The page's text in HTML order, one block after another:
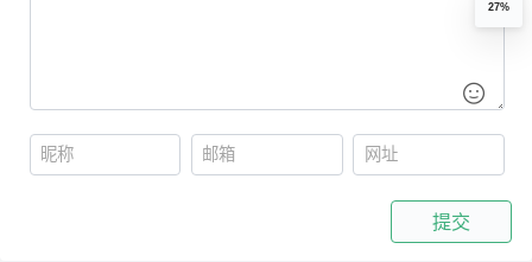
提交
27%